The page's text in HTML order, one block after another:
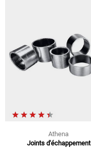
Athena
Joints d'échappement